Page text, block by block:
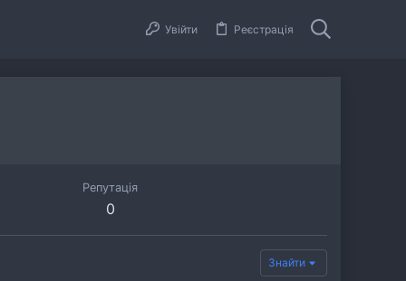
Увійти Реєстрація
Репутація
0
Знайти